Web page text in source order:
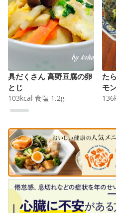
具だくさん 高野豆腐の卵
とじ
103kcal 食塩 1.2g
た
モ
136